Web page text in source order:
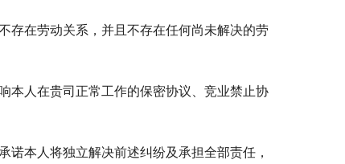
存在劳动关系，并且不存在任何尚未解决的劳
本人在贵司正常工作的保密协议、竞业禁止协
本人将独立解决前述纠纷及承担全部责任，